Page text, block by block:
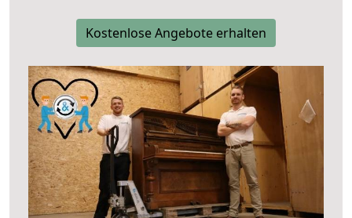
Kostenlose Angebote erhalten